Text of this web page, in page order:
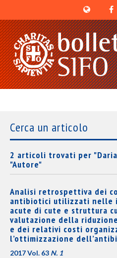
Cerca un articolo
2 articoli trovati per
"Autore"
Analisi retrospettiva dei
antibiotici utilizzati nelle
acute di cute e struttura
valutazione della
e dei relativi costi
l’ottimizzazione
2017 Vol. 63 N. 1